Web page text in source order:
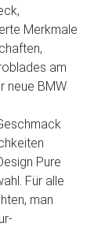
Merkmale
am
neue BMW
Pure
Für alle
man